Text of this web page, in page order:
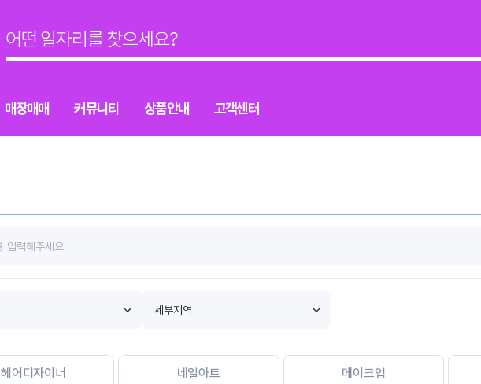
매장매매 커뮤니티 상품안내 고객센터
헤어디자이너 네일아트 메이크업